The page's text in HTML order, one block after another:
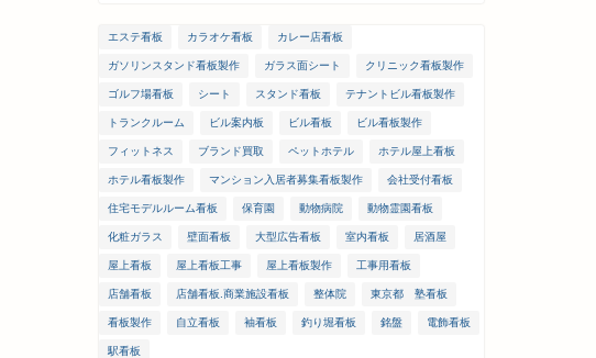
エステ看板 カラオケ看板 カレー店看板
ガソリンスタンド看板製作 ガラス面シート クリニック看板製作
ゴルフ場看板 シート スタンド看板 テナントビル看板製作
トランクルーム ビル案内板 ビル看板 ビル看板製作
フィットネス ブランド買取 ペットホテル ホテル屋上看板
ホテル看板製作 マンション入居者募集看板製作 会社受付看板
住宅モデルルーム看板 保育園 動物病院 動物霊園看板
化粧ガラス 壁面看板 大型広告看板 室内看板 居酒屋
屋上看板 屋上看板工事 屋上看板製作 工事用看板
店舗看板 店舗看板.商業施設看板 整体院 東京都 塾看板
看板製作 自立看板 袖看板 釣り堀看板 銘盤 電飾看板
駅看板